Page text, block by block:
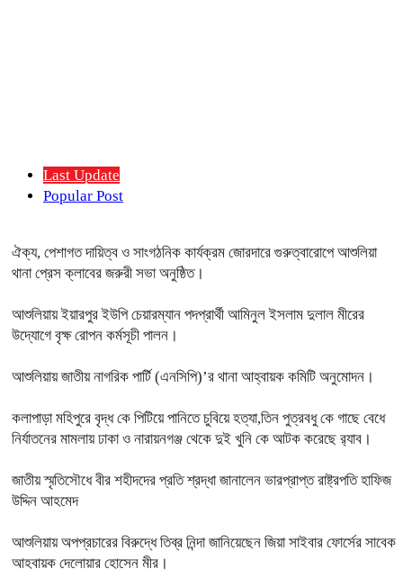
Last Update
Popular Post
ঐক্য, পেশাগত দায়িত্ব ও সাংগঠনিক কার্যক্রম জোরদারে গুরুত্বারোপে আশুলিয়া
থানা প্রেস ক্লাবের জরুরী সভা অনুষ্ঠিত।
আশুলিয়ায় ইয়ারপুর ইউপি চেয়ারম্যান পদপ্রার্থী আমিনুল ইসলাম দুলাল মীরের
উদ্যোগে বৃক্ষ রোপন কর্মসূচী পালন।
আশুলিয়ায় জাতীয় নাগরিক পার্টি (এনসিপি)’র থানা আহ্বায়ক কমিটি অনুমোদন।
কলাপাড়া মহিপুরে বৃদ্ধ কে পিটিয়ে পানিতে চুবিয়ে হত্যা,তিন পুত্রবধু কে গাছে বেধে
নির্যাতনের মামলায় ঢাকা ও নারায়নগঞ্জ থেকে দুই খুনি কে আটক করেছে র‍্যাব।
জাতীয় স্মৃতিসৌধে বীর শহীদদের প্রতি শ্রদ্ধা জানালেন ভারপ্রাপ্ত রাষ্ট্রপতি হাফিজ
উদ্দিন আহমেদ
আশুলিয়ায় অপপ্রচারের বিরুদ্ধে তিব্র নিন্দা জানিয়েছেন জিয়া সাইবার ফোর্সের সাবেক
আহবায়ক দেলোয়ার হোসেন মীর।